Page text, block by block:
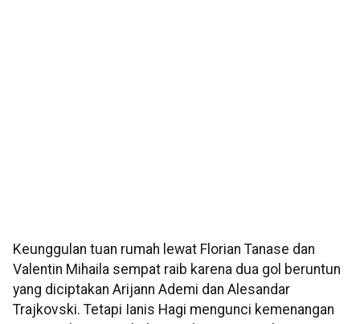
Keunggulan tuan rumah lewat Florian Tanase dan
Valentin Mihaila sempat raib karena dua gol beruntun
yang diciptakan Arijann Ademi dan Alesandar
Trajkovski. Tetapi Ianis Hagi mengunci kemenangan